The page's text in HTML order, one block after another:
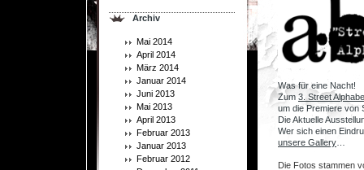
Archiv
Mai 2014
April 2014
März 2014
Januar 2014
Juni 2013
Mai 2013
April 2013
Februar 2013
Januar 2013
Februar 2012
Was für eine Nacht!
Zum 3. Street
um die Premiere von
Die Aktuelle
Wer sich einen
unsere Gallery
Die Fotos stammen